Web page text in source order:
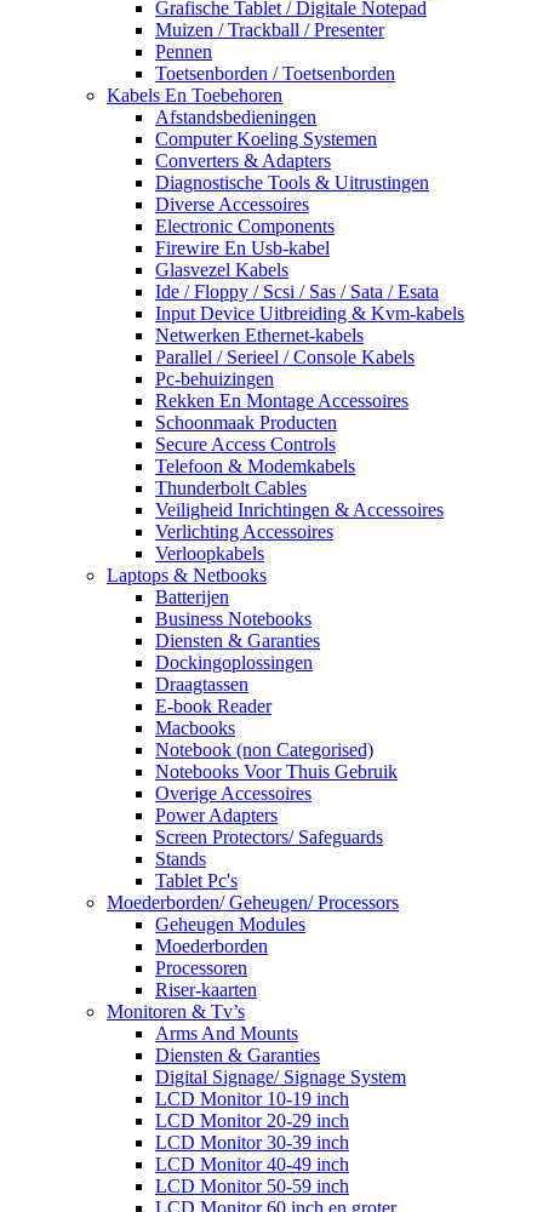
Grafische Tablet / Digitale Notepad
Muizen / Trackball / Presenter
Pennen
Toetsenborden / Toetsenborden
Kabels En Toebehoren
Afstandsbedieningen
Computer Koeling Systemen
Converters & Adapters
Diagnostische Tools & Uitrustingen
Diverse Accessoires
Electronic Components
Firewire En Usb-kabel
Glasvezel Kabels
Ide / Floppy / Scsi / Sas / Sata / Esata
Input Device Uitbreiding & Kvm-kabels
Netwerken Ethernet-kabels
Parallel / Serieel / Console Kabels
Pc-behuizingen
Rekken En Montage Accessoires
Schoonmaak Producten
Secure Access Controls
Telefoon & Modemkabels
Thunderbolt Cables
Veiligheid Inrichtingen & Accessoires
Verlichting Accessoires
Verloopkabels
Laptops & Netbooks
Batterijen
Business Notebooks
Diensten & Garanties
Dockingoplossingen
Draagtassen
E-book Reader
Macbooks
Notebook (non Categorised)
Notebooks Voor Thuis Gebruik
Overige Accessoires
Power Adapters
Screen Protectors/ Safeguards
Stands
Tablet Pc's
Moederborden/ Geheugen/ Processors
Geheugen Modules
Moederborden
Processoren
Riser-kaarten
Monitoren & Tv’s
Arms And Mounts
Diensten & Garanties
Digital Signage/ Signage System
LCD Monitor 10-19 inch
LCD Monitor 20-29 inch
LCD Monitor 30-39 inch
LCD Monitor 40-49 inch
LCD Monitor 50-59 inch
LCD Monitor 60 inch en groter